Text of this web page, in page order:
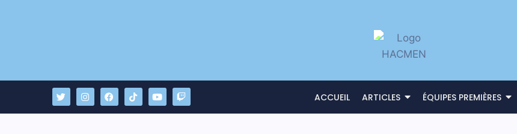
ACCUEIL ARTICLES ÉQUIPES PREMIÈRES